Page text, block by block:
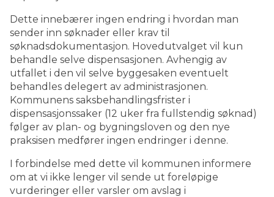
Dette innebærer ingen endring i hvordan man
sender inn søknader eller krav til
søknadsdokumentasjon. Hovedutvalget vil kun
behandle selve dispensasjonen. Avhengig av
utfallet i den vil selve byggesaken eventuelt
behandles delegert av administrasjonen.
Kommunens saksbehandlingsfrister i
dispensasjonssaker (12 uker fra fullstendig søknad)
følger av plan- og bygningsloven og den nye
praksisen medfører ingen endringer i denne.
I forbindelse med dette vil kommunen informere
om at vi ikke lenger vil sende ut foreløpige
vurderinger eller varsler om avslag i